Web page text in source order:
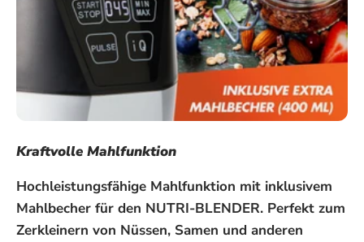
Kraftvolle Mahlfunktion
Hochleistungsfähige Mahlfunktion mit inklusivem
Mahlbecher für den NUTRI-BLENDER. Perfekt zum
Zerkleinern von Nüssen, Samen und anderen